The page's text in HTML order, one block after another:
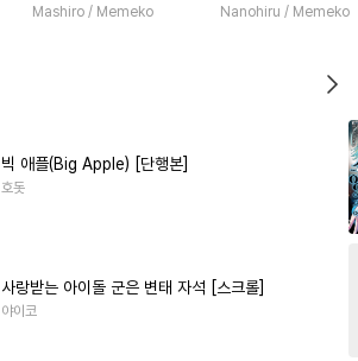
요? [단행본]
Mashiro / Memeko
저인 것 같습니다 [
Nanohiru / Memeko
빅 애플(Big Apple) [단행본]
호돗
사랑받는 아이돌 군은 변태 자석 [스크롤]
야이코